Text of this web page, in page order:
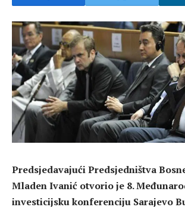
Predsjedavajući Predsjedništva
Mladen Ivanić otvorio je 8.
investicijsku konferenciju Sarajevo